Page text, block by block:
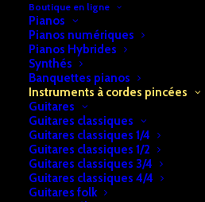
Boutique en ligne
Pianos
Pianos numériques
Pianos Hybrides
Synthés
Banquettes pianos
Instruments à cordes pincées
Guitares
Guitares classiques
Guitares classiques 1/4
Guitares classiques 1/2
Guitares classiques 3/4
Guitares classiques 4/4
Guitares folk
Accueil Instruments à cordes pincées